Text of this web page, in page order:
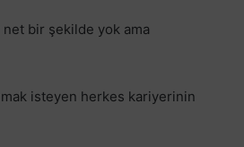
bir şekilde yok ama
isteyen herkes kariyerinin